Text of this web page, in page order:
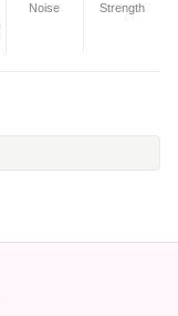
Noise Strength